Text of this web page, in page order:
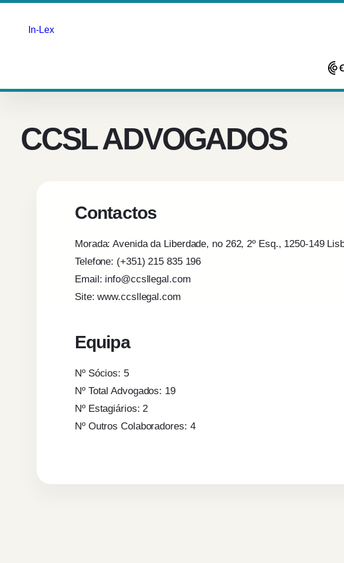
conteúdo
In-Lex
CCSL ADVOGADOS
Contactos
Morada: Avenida da Liberdade, no 262, 2º Esq., 1250-149
Telefone: (+351) 215 835 196
Email: info@ccsllegal.com
Site: www.ccsllegal.com
Equipa
Nº Sócios: 5
Nº Total Advogados: 19
Nº Estagiários: 2
Nº Outros Colaboradores: 4